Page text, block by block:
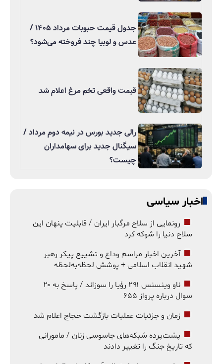
جدول قیمت حبوبات مرداد ۱۴۰۵ /
عدس و لوبیا چند فروخته می‌شود؟
قیمت واقعی تخم مرغ اعلام شد
رالی جدید بورس در نیمه دوم مرداد /
سیگنال جدید برای سهامداران
چیست؟
اخبار سیاسی
رونمایی از سلاح مرگبار ایران / قابلیت پنهان این
سلاح دنیا را شوکه کرد
آخرین اخبار مراسم وداع و تشییع پیکر رهبر
شهید انقلاب اسلامی + پوشش لحظه‌به‌لحظه
ناو وینسنس ۲۹۱ رؤیا را سوزاند / پاسخ به ۲۰
سوال درباره پرواز ۶۵۵
زمان و جزئیات عملیات بازگشت حجاج اعلام شد
پشت‌پرده شبکه‌های جاسوسی زنان / مامورانی
که تاریخ جنگ را تغییر دادند